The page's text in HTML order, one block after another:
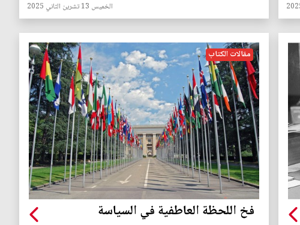
الخميس 13 تشرين الثاني 2025
مقالات الكتاب
فخ اللحظة العاطفية في السياسة